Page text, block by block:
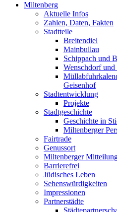
Miltenberg
Aktuelle Infos
Zahlen, Daten, Fakten
Stadtteile
Breitendiel
Mainbullau
Schippach und
Wenschdorf
Geisenhof
Stadtentwicklung
Projekte
Stadtgeschichte
Geschichte in
Miltenberger
Fairtrade
Genussort
Miltenberger
Barrierefrei
Jüdisches Leben
Sehenswürdigkeiten
Impressionen
Partnerstädte